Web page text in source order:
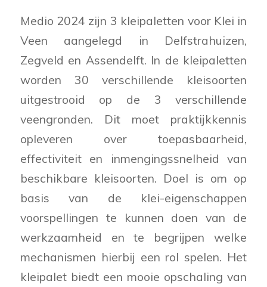
Medio 2024 zijn 3 kleipaletten voor Klei in
Veen aangelegd in Delfstrahuizen,
Zegveld en Assendelft. In de kleipaletten
worden 30 verschillende kleisoorten
uitgestrooid op de 3 verschillende
veengronden. Dit moet praktijkkennis
opleveren over toepasbaarheid,
effectiviteit en inmengingssnelheid van
beschikbare kleisoorten. Doel is om op
basis van de klei-eigenschappen
voorspellingen te kunnen doen van de
werkzaamheid en te begrijpen welke
mechanismen hierbij een rol spelen. Het
kleipalet biedt een mooie opschaling van